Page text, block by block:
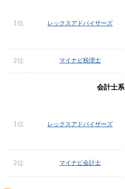
1位 レックスアドバイザーズ
2位 マイナビ税理士
会計士系
1位 レックスアドバイザーズ
2位 マイナビ会計士